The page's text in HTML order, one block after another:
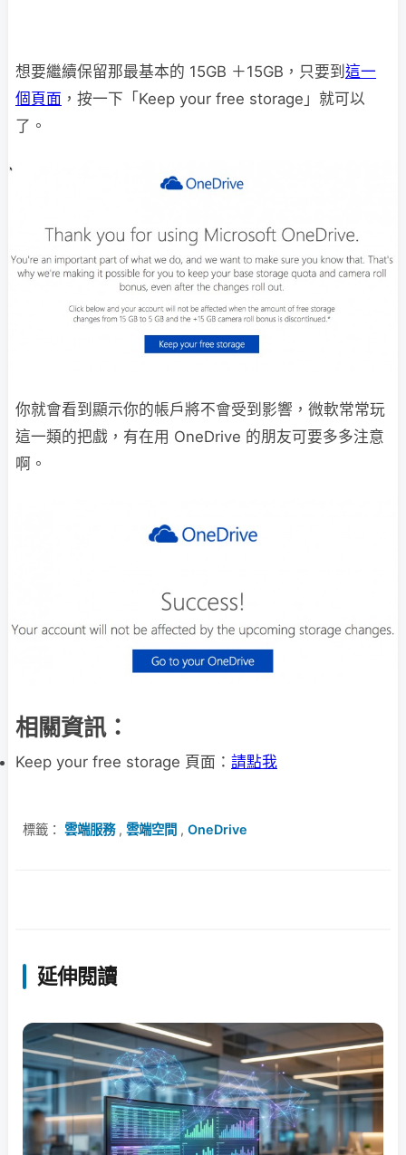
想要繼續保留那最基本的 15GB ＋15GB，只要到 這一
個頁面 ，按一下「Keep your free storage」就可以
了。
你就會看到顯示你的帳戶將不會受到影響，微軟常常玩
這一類的把戲，有在用 OneDrive 的朋友可要多多注意
啊。
相關資訊：
Keep your free storage 頁面： 請點我
標籤： 雲端服務, 雲端空間 , OneDrive
延伸閱讀